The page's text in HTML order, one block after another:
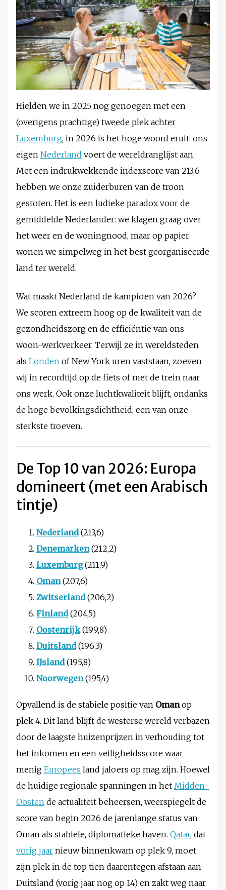
Hielden we in 2025 nog genoegen met een
(overigens prachtige) tweede plek achter
Luxemburg, in 2026 is het hoge woord eruit: ons
eigen Nederland voert de wereldranglijst aan.
Met een indrukwekkende indexscore van 213,6
hebben we onze zuiderburen van de troon
gestoten. Het is een ludieke paradox voor de
gemiddelde Nederlander: we klagen graag over
het weer en de woningnood, maar op papier
wonen we simpelweg in het best georganiseerde
land ter wereld.
Wat maakt Nederland de kampioen van 2026?
We scoren extreem hoog op de kwaliteit van de
gezondheidszorg en de efficiëntie van ons
woon-werkverkeer. Terwijl ze in wereldsteden
als Londen of New York uren vaststaan, zoeven
wij in recordtijd op de fiets of met de trein naar
ons werk. Ook onze luchtkwaliteit blijft, ondanks
de hoge bevolkingsdichtheid, een van onze
sterkste troeven.
De Top 10 van 2026: Europa
domineert (met een Arabisch
tintje)
Nederland(213,6)
Denemarken(212,2)
Luxemburg(211,9)
Oman(207,6)
Zwitserland(206,2)
Finland(204,5)
Oostenrijk(199,8)
Duitsland(196,3)
IJsland(195,8)
Noorwegen(195,4)
Opvallend is de stabiele positie van Omanop
plek 4. Dit land blijft de westerse wereld verbazen
door de laagste huizenprijzen in verhouding tot
het inkomen en een veiligheidsscore waar
menig Europees land jaloers op mag zijn. Hoewel
de huidige regionale spanningen in het Midden-
Oosten de actualiteit beheersen, weerspiegelt de
score van begin 2026 de jarenlange status van
Oman als stabiele, diplomatieke haven. Qatar, dat
vorig jaar nieuw binnenkwam op plek 9, moet
zijn plek in de top tien daarentegen afstaan aan
Duitsland (vorig jaar nog op 14) en zakt weg naar